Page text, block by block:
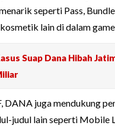
seperti Pass,
lain di dalam game.
Suap Dana Hibah
DANA juga mendukung
judul lain seperti Mobile